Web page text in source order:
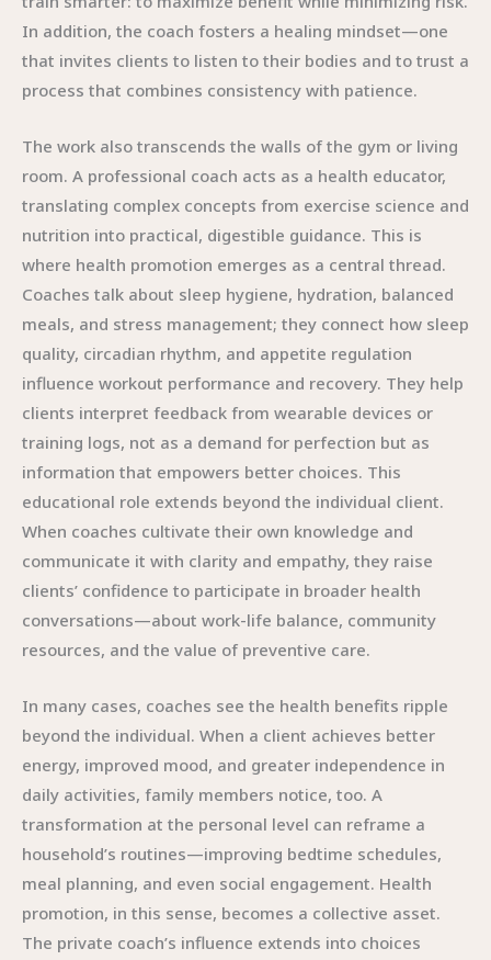
In addition, the coach fosters a healing mindset—one
that invites clients to listen to their bodies and to trust a
process that combines consistency with patience.
The work also transcends the walls of the gym or living
room. A professional coach acts as a health educator,
translating complex concepts from exercise science and
nutrition into practical, digestible guidance. This is
where health promotion emerges as a central thread.
Coaches talk about sleep hygiene, hydration, balanced
meals, and stress management; they connect how sleep
quality, circadian rhythm, and appetite regulation
influence workout performance and recovery. They help
clients interpret feedback from wearable devices or
training logs, not as a demand for perfection but as
information that empowers better choices. This
educational role extends beyond the individual client.
When coaches cultivate their own knowledge and
communicate it with clarity and empathy, they raise
clients’ confidence to participate in broader health
conversations—about work-life balance, community
resources, and the value of preventive care.
In many cases, coaches see the health benefits ripple
beyond the individual. When a client achieves better
energy, improved mood, and greater independence in
daily activities, family members notice, too. A
transformation at the personal level can reframe a
household’s routines—improving bedtime schedules,
meal planning, and even social engagement. Health
promotion, in this sense, becomes a collective asset.
The private coach’s influence extends into choices